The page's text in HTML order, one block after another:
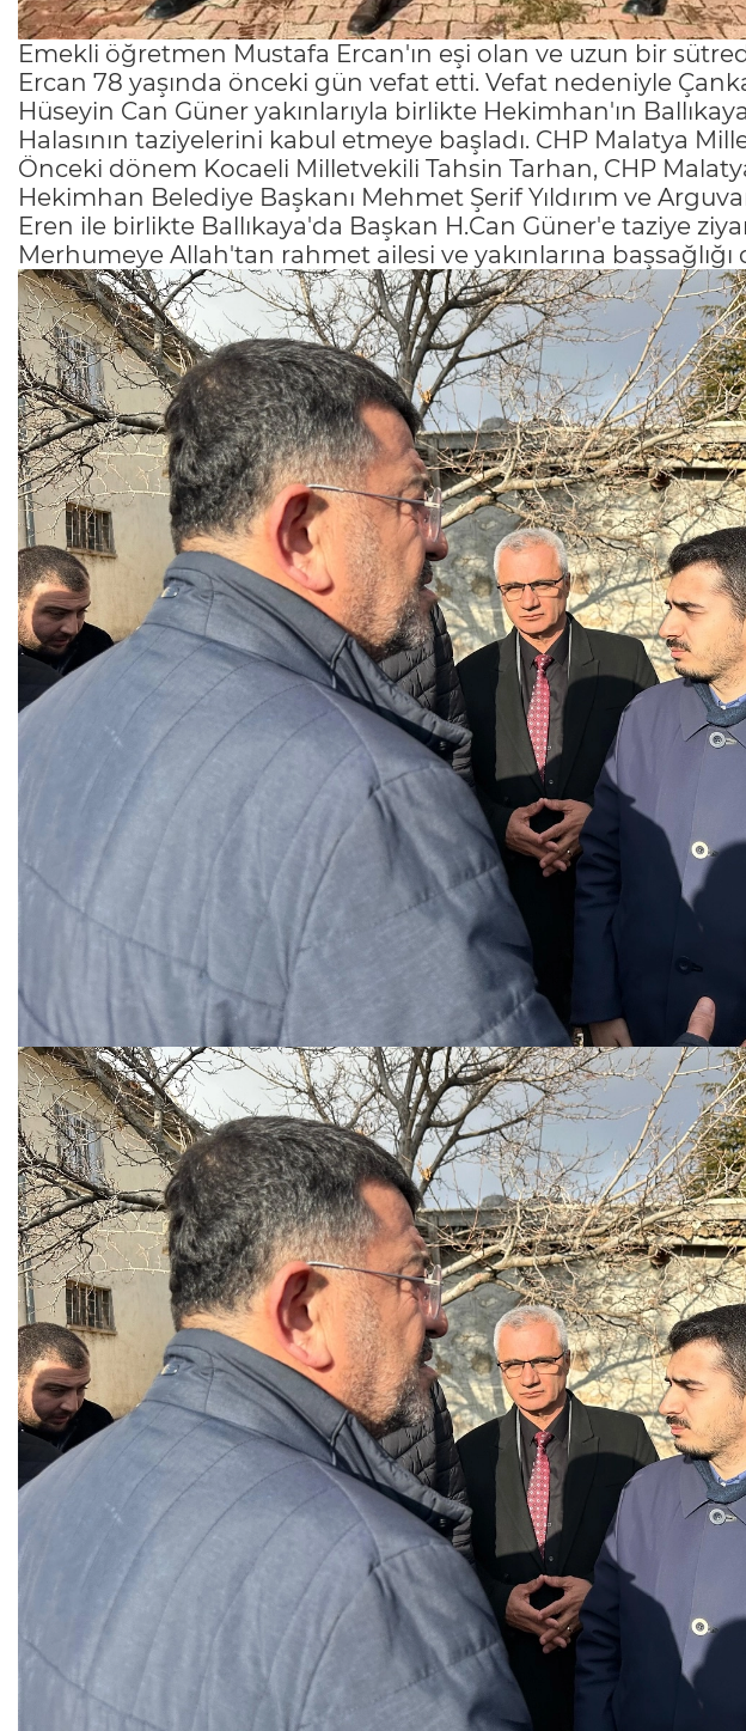
Emekli öğretmen Mustafa Ercan'ın eşi olan ve uzun bir
Ercan 78 yaşında önceki gün vefat etti. Vefat nedeniyle
Hüseyin Can Güner yakınlarıyla birlikte Hekimhan'ın
Halasının taziyelerini kabul etmeye başladı. CHP Malatya
Önceki dönem Kocaeli Milletvekili Tahsin Tarhan, CHP Malatya
Hekimhan Belediye Başkanı Mehmet Şerif Yıldırım ve
Eren ile birlikte Ballıkaya'da Başkan H.Can Güner'e taziye
Merhumeye Allah'tan rahmet ailesi ve yakınlarına başsağlığı